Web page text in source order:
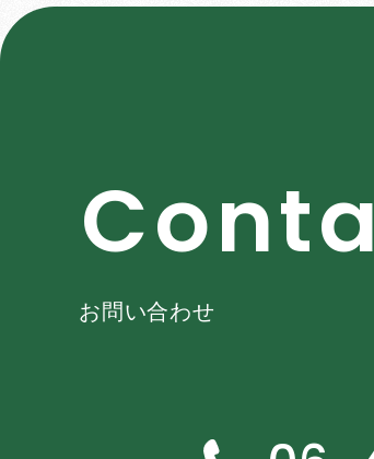
Conta
お問い合わせ